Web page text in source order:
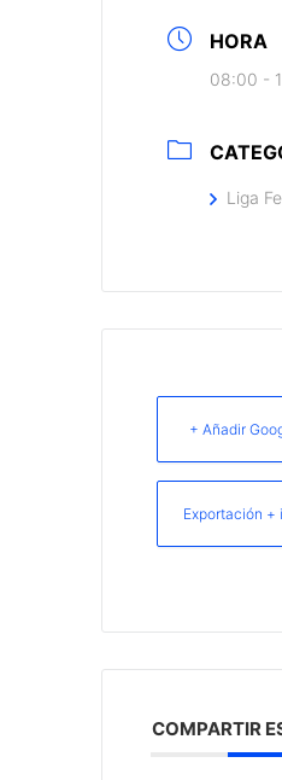
HORA
08:00 -
Liga
+ Añadir
Exportación +
COMPARTIR